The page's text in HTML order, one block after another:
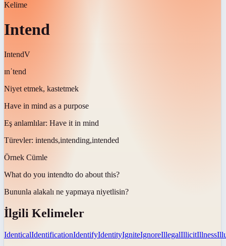
Kelime
Intend
IntendV
ɪnˈtend
Niyet etmek, kastetmek
Have in mind as a purpose
Eş anlamlılar: Have it in mind
Türevler: intends,intending,intended
Örnek Cümle
What do you intendto do about this?
Bununla alakalı ne yapmaya niyetlisin?
İlgili Kelimeler
IdenticalIdentificationIdentifyIdentityIgniteIgnoreIllegalIllicitIllness